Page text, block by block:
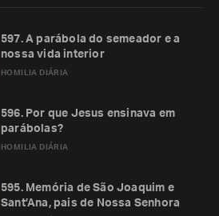
HOMILIA DIÁRIA
597. A parábola do semeador e a
nossa vida interior
HOMILIA DIÁRIA
596. Por que Jesus ensinava em
parábolas?
595. Memória de São Joaquim e
Sant’Ana, pais de Nossa Senhora